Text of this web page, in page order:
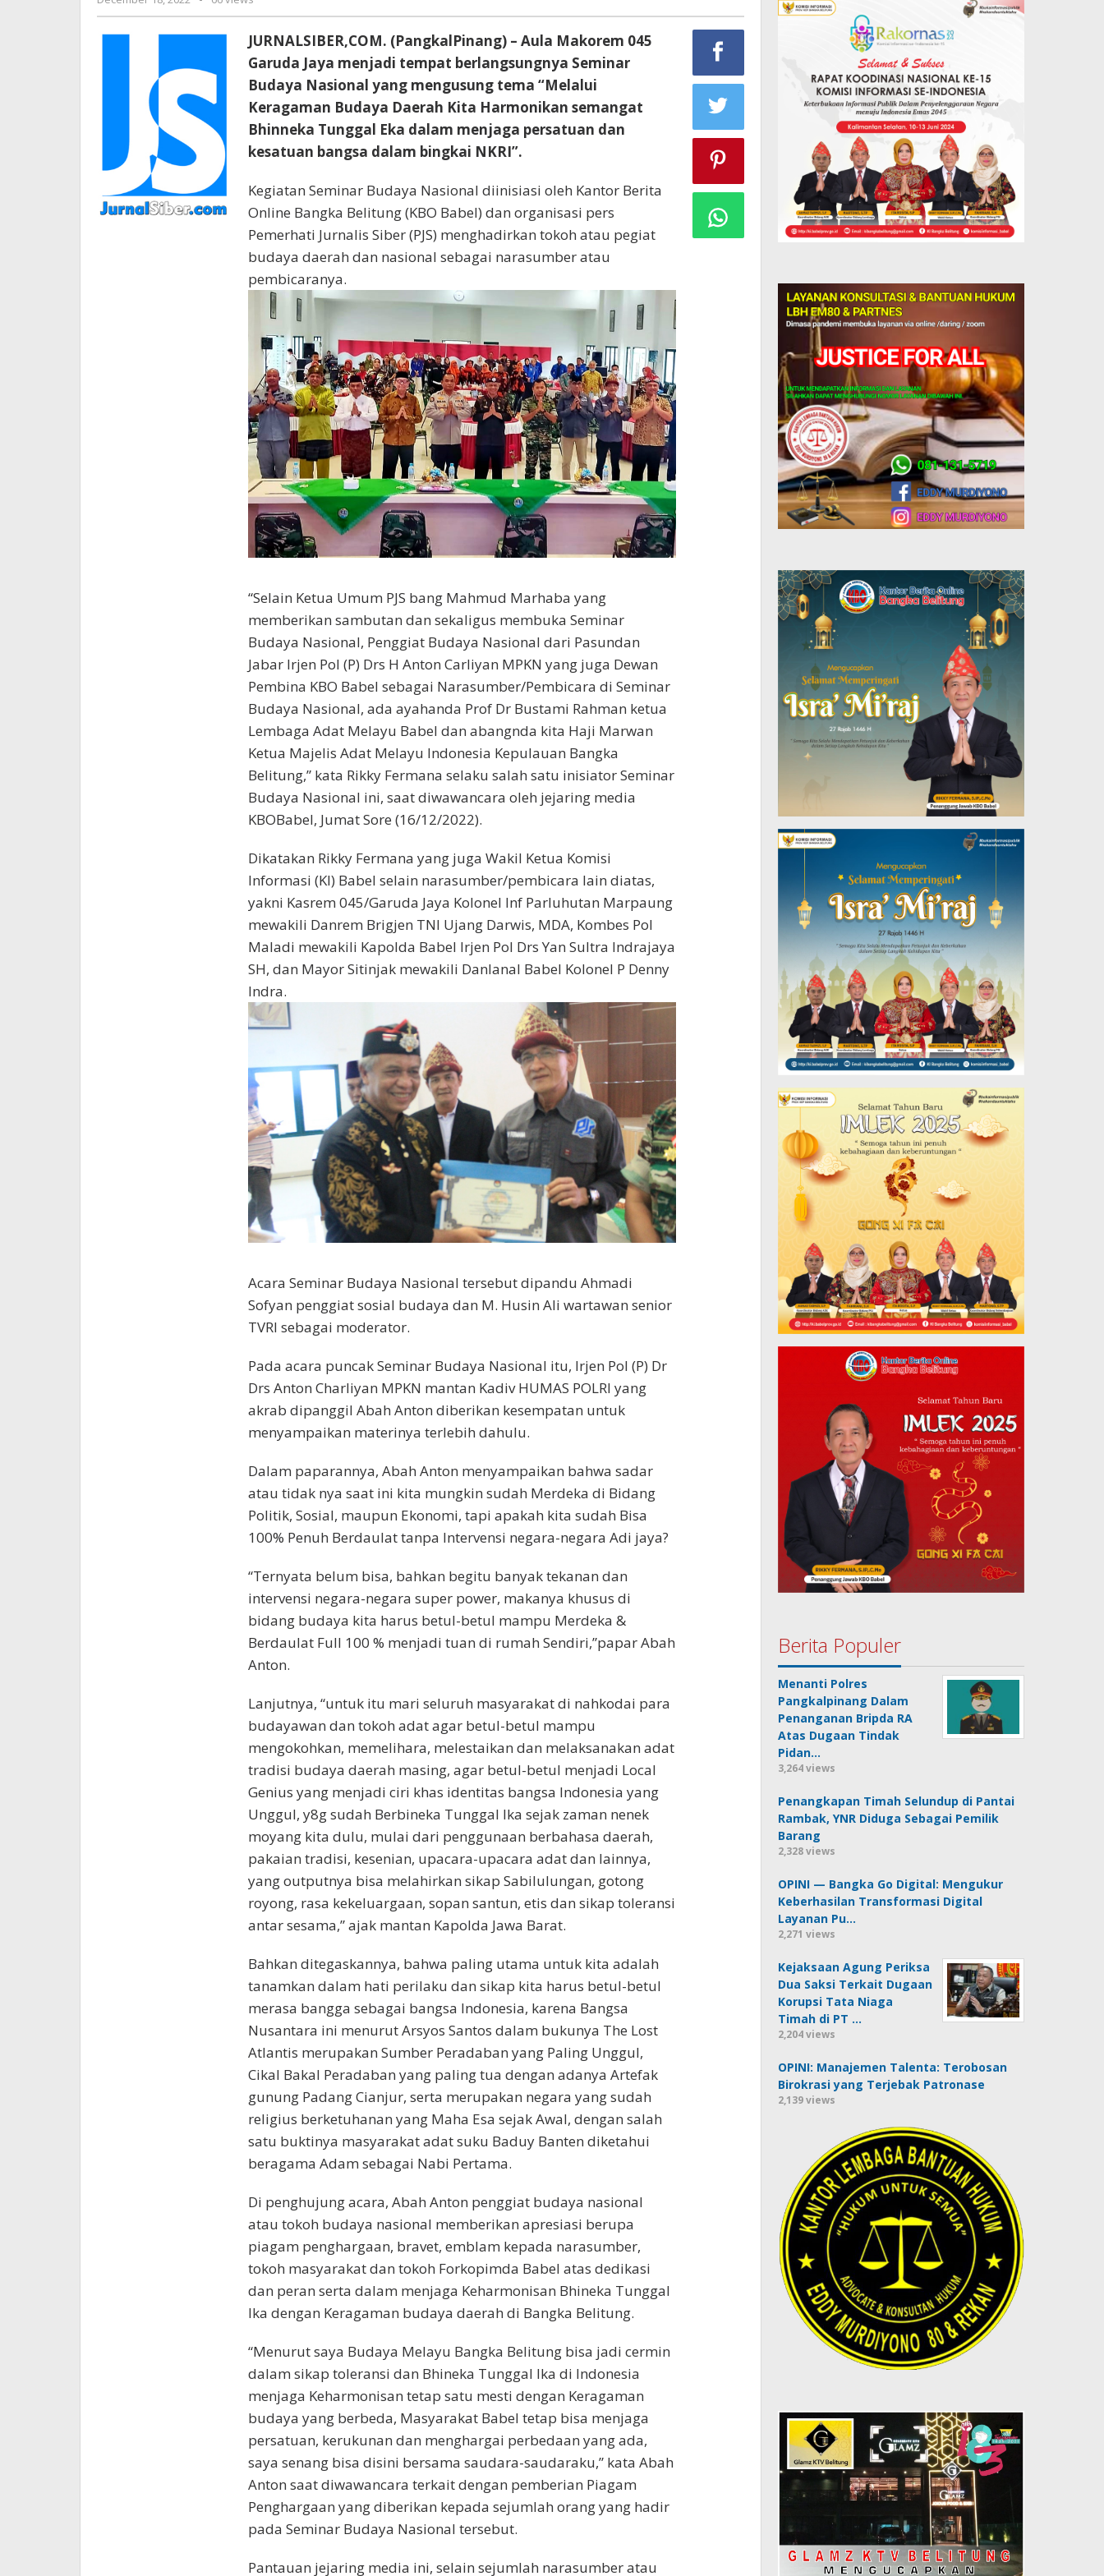
PERADABAN
TERTINGGI
SEJAK
DULU
Jurnalsiber
JURNALSIBER,COM. (PangkalPinang) – Aula Makorem 045
Garuda Jaya menjadi tempat berlangsungnya Seminar
Budaya Nasional yang mengusung tema “Melalui
Keragaman Budaya Daerah Kita Harmonikan semangat
Bhinneka Tunggal Eka dalam menjaga persatuan dan
kesatuan bangsa dalam bingkai NKRI”.
Kegiatan Seminar Budaya Nasional diinisiasi oleh Kantor Berita
Online Bangka Belitung (KBO Babel) dan organisasi pers
Pemerhati Jurnalis Siber (PJS) menghadirkan tokoh atau pegiat
budaya daerah dan nasional sebagai narasumber atau
pembicaranya.
“Selain Ketua Umum PJS bang Mahmud Marhaba yang
memberikan sambutan dan sekaligus membuka Seminar
Budaya Nasional, Penggiat Budaya Nasional dari Pasundan
Jabar Irjen Pol (P) Drs H Anton Carliyan MPKN yang juga Dewan
Pembina KBO Babel sebagai Narasumber/Pembicara di Seminar
Budaya Nasional, ada ayahanda Prof Dr Bustami Rahman ketua
Lembaga Adat Melayu Babel dan abangnda kita Haji Marwan
Ketua Majelis Adat Melayu Indonesia Kepulauan Bangka
Belitung,” kata Rikky Fermana selaku salah satu inisiator Seminar
Budaya Nasional ini, saat diwawancara oleh jejaring media
KBOBabel, Jumat Sore (16/12/2022).
Dikatakan Rikky Fermana yang juga Wakil Ketua Komisi
Informasi (KI) Babel selain narasumber/pembicara lain diatas,
yakni Kasrem 045/Garuda Jaya Kolonel Inf Parluhutan Marpaung
mewakili Danrem Brigjen TNI Ujang Darwis, MDA, Kombes Pol
Maladi mewakili Kapolda Babel Irjen Pol Drs Yan Sultra Indrajaya
SH, dan Mayor Sitinjak mewakili Danlanal Babel Kolonel P Denny
Indra.
Acara Seminar Budaya Nasional tersebut dipandu Ahmadi
Sofyan penggiat sosial budaya dan M. Husin Ali wartawan senior
TVRI sebagai moderator.
Pada acara puncak Seminar Budaya Nasional itu, Irjen Pol (P) Dr
Drs Anton Charliyan MPKN mantan Kadiv HUMAS POLRI yang
akrab dipanggil Abah Anton diberikan kesempatan untuk
menyampaikan materinya terlebih dahulu.
Dalam paparannya, Abah Anton menyampaikan bahwa sadar
atau tidak nya saat ini kita mungkin sudah Merdeka di Bidang
Politik, Sosial, maupun Ekonomi, tapi apakah kita sudah Bisa
100% Penuh Berdaulat tanpa Intervensi negara-negara Adi jaya?
“Ternyata belum bisa, bahkan begitu banyak tekanan dan
intervensi negara-negara super power, makanya khusus di
bidang budaya kita harus betul-betul mampu Merdeka &
Berdaulat Full 100 % menjadi tuan di rumah Sendiri,”papar Abah
Anton.
Lanjutnya, “untuk itu mari seluruh masyarakat di nahkodai para
budayawan dan tokoh adat agar betul-betul mampu
mengokohkan, memelihara, melestaikan dan melaksanakan adat
tradisi budaya daerah masing, agar betul-betul menjadi Local
Genius yang menjadi ciri khas identitas bangsa Indonesia yang
Unggul, y8g sudah Berbineka Tunggal Ika sejak zaman nenek
moyang kita dulu, mulai dari penggunaan berbahasa daerah,
pakaian tradisi, kesenian, upacara-upacara adat dan lainnya,
yang outputnya bisa melahirkan sikap Sabilulungan, gotong
royong, rasa kekeluargaan, sopan santun, etis dan sikap toleransi
antar sesama,” ajak mantan Kapolda Jawa Barat.
Bahkan ditegaskannya, bahwa paling utama untuk kita adalah
tanamkan dalam hati perilaku dan sikap kita harus betul-betul
merasa bangga sebagai bangsa Indonesia, karena Bangsa
Nusantara ini menurut Arsyos Santos dalam bukunya The Lost
Atlantis merupakan Sumber Peradaban yang Paling Unggul,
Cikal Bakal Peradaban yang paling tua dengan adanya Artefak
gunung Padang Cianjur, serta merupakan negara yang sudah
religius berketuhanan yang Maha Esa sejak Awal, dengan salah
satu buktinya masyarakat adat suku Baduy Banten diketahui
beragama Adam sebagai Nabi Pertama.
Di penghujung acara, Abah Anton penggiat budaya nasional
atau tokoh budaya nasional memberikan apresiasi berupa
piagam penghargaan, bravet, emblam kepada narasumber,
tokoh masyarakat dan tokoh Forkopimda Babel atas dedikasi
dan peran serta dalam menjaga Keharmonisan Bhineka Tunggal
Ika dengan Keragaman budaya daerah di Bangka Belitung.
“Menurut saya Budaya Melayu Bangka Belitung bisa jadi cermin
dalam sikap toleransi dan Bhineka Tunggal Ika di Indonesia
menjaga Keharmonisan tetap satu mesti dengan Keragaman
budaya yang berbeda, Masyarakat Babel tetap bisa menjaga
persatuan, kerukunan dan menghargai perbedaan yang ada,
saya senang bisa disini bersama saudara-saudaraku,” kata Abah
Anton saat diwawancara terkait dengan pemberian Piagam
Penghargaan yang diberikan kepada sejumlah orang yang hadir
pada Seminar Budaya Nasional tersebut.
Pantauan jejaring media ini, selain sejumlah narasumber atau
Berita Populer
Menanti Polres
Pangkalpinang Dalam
Penanganan Bripda RA
Atas Dugaan Tindak
Pidan…
3,264 views
Penangkapan Timah Selundup di Pantai
Rambak, YNR Diduga Sebagai Pemilik
Barang
2,328 views
OPINI — Bangka Go Digital: Mengukur
Keberhasilan Transformasi Digital
Layanan Pu…
2,271 views
Kejaksaan Agung Periksa
Dua Saksi Terkait Dugaan
Korupsi Tata Niaga
Timah di PT …
2,204 views
OPINI: Manajemen Talenta: Terobosan
Birokrasi yang Terjebak Patronase
2,139 views